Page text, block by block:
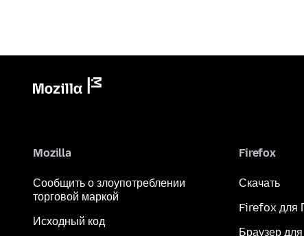
Mozilla
Сообщить о злоупотреблении
торговой маркой
Исходный код
Firefox
Скачать
Firefox для
Браузер